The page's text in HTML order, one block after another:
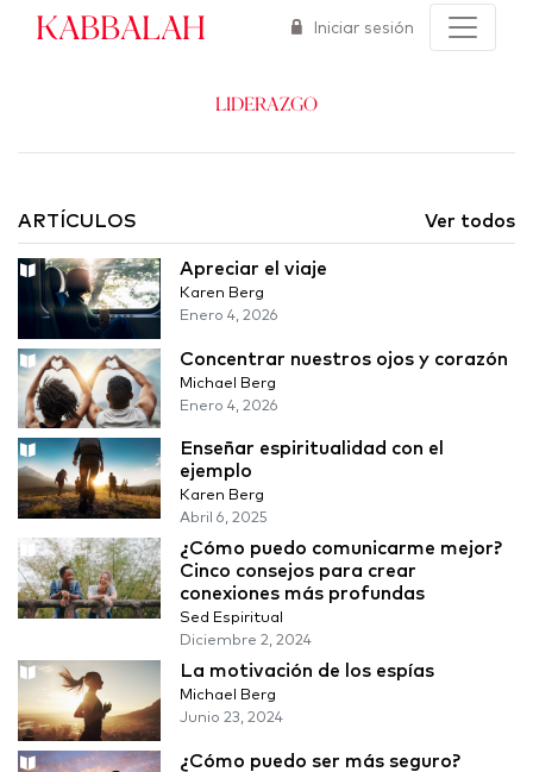
Kabbalah Iniciar sesión
Liderazgo
ARTÍCULOS Ver todos
Apreciar el viaje
Karen Berg
Enero 4, 2026
Concentrar nuestros ojos y corazón
Michael Berg
Enero 4, 2026
Enseñar espiritualidad con el
ejemplo
Karen Berg
Abril 6, 2025
¿Cómo puedo comunicarme mejor?
Cinco consejos para crear
conexiones más profundas
Sed Espiritual
Diciembre 2, 2024
La motivación de los espías
Michael Berg
Junio 23, 2024
¿Cómo puedo ser más seguro?